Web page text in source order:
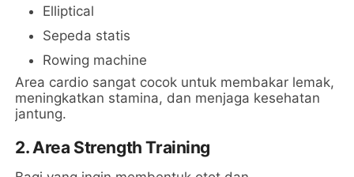
Elliptical
Sepeda statis
Rowing machine
Area cardio sangat cocok untuk membakar lemak,
meningkatkan stamina, dan menjaga kesehatan
jantung.
2. Area Strength Training